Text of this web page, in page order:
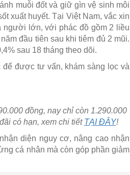
muỗi đốt và giữ gìn vệ sinh môi
xuất huyết. Tại Việt Nam, vắc xin
người lớn, với phác đồ gồm 2 liều
đầu tiên sau khi tiêm đủ 2 mũi.
sau 18 tháng theo dõi.
để được tư vấn, khám sàng lọc và
đồng, nay chỉ còn 1.290.000
có hạn, xem chi tiết TẠI ĐÂY!
diện nguy cơ, nâng cao nhận
cá nhân mà còn góp phần giảm